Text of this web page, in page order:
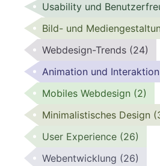
Usability und
Bild- und
Webdesign-Trends (24)
Animation und Interaktion
Mobiles Webdesign (2)
Minimalistisches Design
User Experience (26)
Webentwicklung (26)